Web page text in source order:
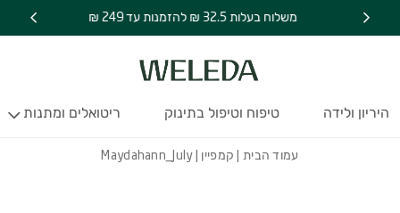
משלוח בעלות 32.5 ₪ להזמנות עד 249 ₪
היריון ולידה טיפוח וטיפול בתינוק ריטואלים ומתנות
עמוד הבית קמפיין | Maydahann_July